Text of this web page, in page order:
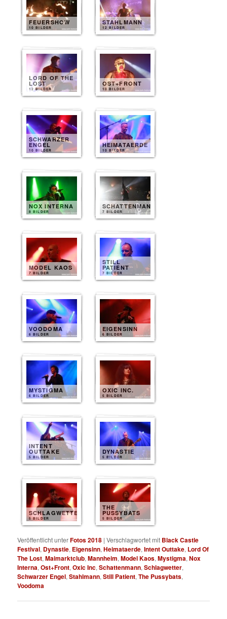
FEUERSHOW
10 BILDER
STAHLMANN
12 BILDER
LORD OF THE
LOST
12 BILDER
OST+FRONT
10 BILDER
SCHWARZER
ENGEL
10 BILDER
HEIMATAERDE
10 BILDER
NOX INTERNA
8 BILDER
SCHATTENMANN
7 BILDER
MODEL KAOS
7 BILDER
STILL
PATIENT
7 BILDER
VOODOMA
6 BILDER
EIGENSINN
6 BILDER
MYSTIGMA
6 BILDER
OXIC INC.
5 BILDER
INTENT
OUTTAKE
5 BILDER
DYNASTIE
5 BILDER
SCHLAGWETTER
5 BILDER
THE
PUSSYBATS
5 BILDER
Veröffentlicht unterFotos 2018 |Verschlagwortet mit Black Castle
Festival, Dynastie, Eigensinn,Heimataerde,Intent Outtake, Lord Of
The Lost,Maimarktclub,Mannheim,Model Kaos,Mystigma,Nox
Interna,Ost+Front,Oxic Inc,Schattenmann,Schlagwetter,
Schwarzer Engel,Stahlmann,Still Patient,The Pussybats,
Voodoma